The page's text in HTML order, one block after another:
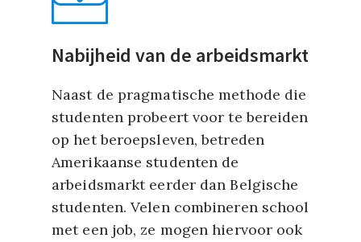
Nabijheid van de arbeidsmarkt
Naast de pragmatische methode die
studenten probeert voor te bereiden
op het beroepsleven, betreden
Amerikaanse studenten de
arbeidsmarkt eerder dan Belgische
studenten. Velen combineren school
met een job, ze mogen hiervoor ook